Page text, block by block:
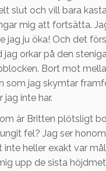
slut och vill bara
mig att fortsätta.
jag ju öka! Och det
jag orkar på den
Bort mot
som jag skymtar
inte har.
är Britten plötsligt
fel? Jag ser
inte heller exakt var
upp de sista